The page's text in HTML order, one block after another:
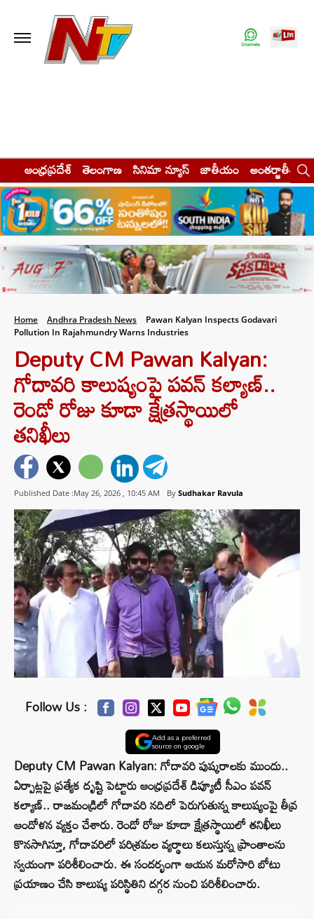
ఆంధ్రప్రదేశ్ తెలంగాణ సినిమా న్యూస్ జాతీయం అంతర్జాతీయం
Home Andhra Pradesh News
Pawan Kalyan Inspects Godavari
Pollution In Rajahmundry Warns Industries
Deputy CM Pawan Kalyan:
గోదావరి కాలుష్యంపై పవన్ కల్యాణ్‌..
రెండో రోజు కూడా క్షేత్రస్థాయిలో
తనిఖీలు
Published Date :May 26, 2026 , 10:45 AM By Sudhakar Ravula
Follow Us :
Add as a preferred
source on google
Deputy CM Pawan Kalyan: గోదావరి పుష్కరాలకు ముందు..
ఏర్పాట్లపై ప్రత్యేక దృష్టి పెట్టారు ఆంధ్రప్రదేశ్‌ డిప్యూటీ సీఎం పవన్‌
కల్యాణ్‌.. రాజమండ్రిలో గోదావరి నదిలో పెరుగుతున్న కాలుష్యంపై తీవ్ర
ఆందోళన వ్యక్తం చేశారు. రెండో రోజు కూడా క్షేత్రస్థాయిలో తనిఖీలు
కొనసాగిస్తూ, గోదావరిలో పరిశ్రమల వ్యర్థాలు కలుస్తున్న ప్రాంతాలను
స్వయంగా పరిశీలించారు. ఈ సందర్భంగా ఆయన మరోసారి బోటు
ప్రయాణం చేసి కాలుష్య పరిస్థితిని దగ్గర నుంచి పరిశీలించారు.